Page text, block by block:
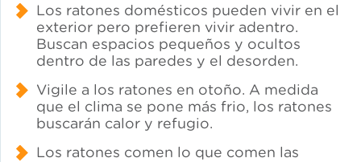
LeadCare Illinois
Eficiencia en el uso del agua
Control de plagas
Los ratones domésticos pueden vivir en el
exterior pero prefieren vivir adentro.
Buscan espacios pequeños y ocultos
dentro de las paredes y el desorden.
Vigile a los ratones en otoño. A medida
que el clima se pone más frio, los ratones
buscarán calor y refugio.
Los ratones comen lo que comen las